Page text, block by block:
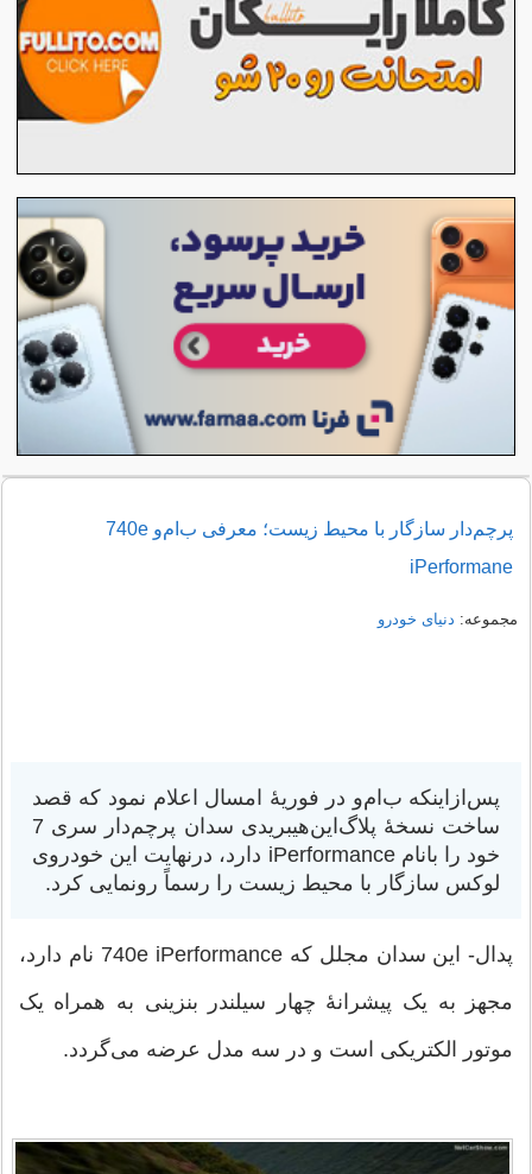
پرچم‌دار سازگار با محیط زیست؛ معرفی ب‌ام‌و 740e
iPerformane
مجموعه: دنیای خودرو
پس‌ازاینکه ب‌ام‌و در فوریهٔ امسال اعلام نمود که قصد
ساخت نسخهٔ پلاگ‌این‌هیبریدی سدان پرچم‌دار سری 7
خود را بانام iPerformance دارد، درنهایت این خودروی
لوکس سازگار با محیط زیست را رسماً رونمایی کرد.
پدال- این سدان مجلل که 740e iPerformance نام دارد،
مجهز به یک پیشرانهٔ چهار سیلندر بنزینی به همراه یک
موتور الکتریکی است و در سه مدل عرضه می‌گردد.